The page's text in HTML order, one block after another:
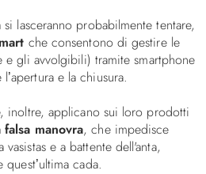
lasceranno probabilmente tentare,
che consentono di gestire le
e gli avvolgibili) tramite smartphone
e la chiusura.
inoltre, applicano sui loro prodotti
manovra, che impedisce
vasistas e a battente dell'anta,
cada.